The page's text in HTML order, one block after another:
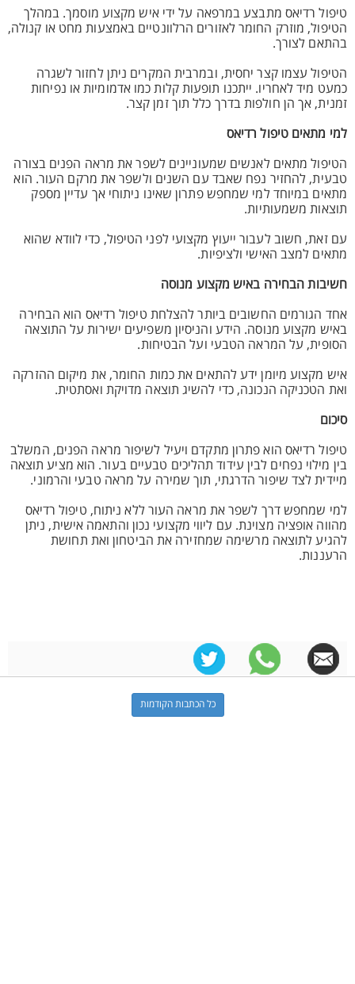
טיפול רדיאס מתבצע במרפאה על ידי איש מקצוע מוסמך. במהלך
הטיפול, מוזרק החומר לאזורים הרלוונטיים באמצעות מחט או קנולה,
בהתאם לצורך.
הטיפול עצמו קצר יחסית, ובמרבית המקרים ניתן לחזור לשגרה
כמעט מיד לאחריו. ייתכנו תופעות קלות כמו אדמומיות או נפיחות
זמנית, אך הן חולפות בדרך כלל תוך זמן קצר.
למי מתאים טיפול רדיאס
הטיפול מתאים לאנשים שמעוניינים לשפר את מראה הפנים בצורה
טבעית, להחזיר נפח שאבד עם השנים ולשפר את מרקם העור. הוא
מתאים במיוחד למי שמחפש פתרון שאינו ניתוחי אך עדיין מספק
תוצאות משמעותיות.
עם זאת, חשוב לעבור ייעוץ מקצועי לפני הטיפול, כדי לוודא שהוא
מתאים למצב האישי ולציפיות.
חשיבות הבחירה באיש מקצוע מנוסה
אחד הגורמים החשובים ביותר להצלחת טיפול רדיאס הוא הבחירה
באיש מקצוע מנוסה. הידע והניסיון משפיעים ישירות על התוצאה
הסופית, על המראה הטבעי ועל הבטיחות.
איש מקצוע מיומן ידע להתאים את כמות החומר, את מיקום ההזרקה
ואת הטכניקה הנכונה, כדי להשיג תוצאה מדויקת ואסתטית.
סיכום
טיפול רדיאס הוא פתרון מתקדם ויעיל לשיפור מראה הפנים, המשלב
בין מילוי נפחים לבין עידוד תהליכים טבעיים בעור. הוא מציע תוצאה
מיידית לצד שיפור הדרגתי, תוך שמירה על מראה טבעי והרמוני.
למי שמחפש דרך לשפר את מראה העור ללא ניתוח, טיפול רדיאס
מהווה אופציה מצוינת. עם ליווי מקצועי נכון והתאמה אישית, ניתן
להגיע לתוצאה מרשימה שמחזירה את הביטחון ואת תחושת
הרעננות.
כל הכתבות הקודמות